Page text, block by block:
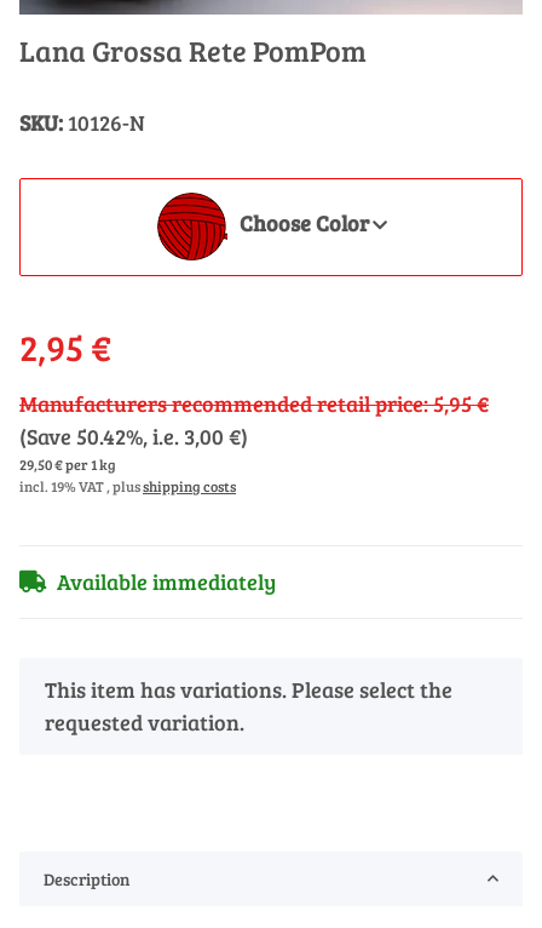
Lana Grossa Rete PomPom
SKU: 10126-N
Choose Color
2,95 €
Manufacturers recommended retail price:5,95 €
(Save 50.42%, i.e. 3,00 €)
29,50 € per 1 kg
incl. 19% VAT , plusshipping costs
Available immediately
x
This item has variations. Please select the
requested variation.
Description